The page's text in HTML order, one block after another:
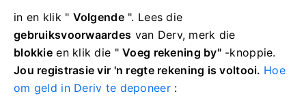
in en klik " Volgende". Lees die
gebruiksvoorwaardes van Derv, merk die
blokkieen klik die "Voeg rekening by"-knoppie.
Jou registrasie vir 'n regte rekening is voltooi. Hoe
om geld in Deriv te deponeer: